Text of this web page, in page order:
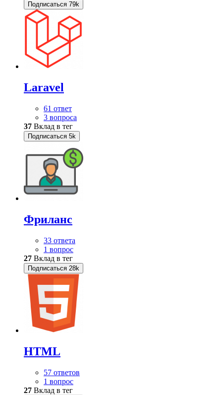
Подписаться 79k
Laravel
61 ответ
3 вопроса
37 Вклад в тег
Подписаться 5k
Фриланс
33 ответа
1 вопрос
27 Вклад в тег
Подписаться 28k
HTML
57 ответов
1 вопрос
27 Вклад в тег